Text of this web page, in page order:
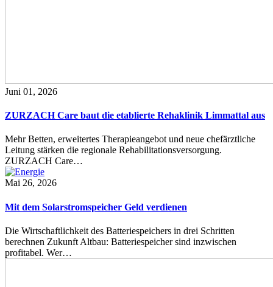
Juni 01, 2026
ZURZACH Care baut die etablierte Rehaklinik Limmattal aus
Mehr Betten, erweitertes Therapieangebot und neue chefärztliche
Leitung stärken die regionale Rehabilitationsversorgung.
ZURZACH Care…
Mai 26, 2026
Mit dem Solarstromspeicher Geld verdienen
Die Wirtschaftlichkeit des Batteriespeichers in drei Schritten
berechnen Zukunft Altbau: Batteriespeicher sind inzwischen
profitabel. Wer…